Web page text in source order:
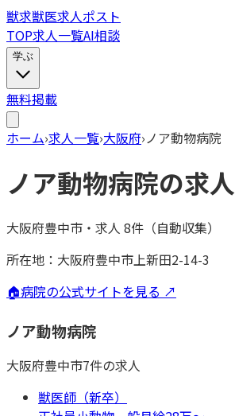
獣求獣医求人ポスト
TOP求人一覧AI相談
学ぶ
無料掲載
ホーム›求人一覧›大阪府›ノア動物病院
ノア動物病院の求人
大阪府豊中市 ・ 求人 8件（自動収集）
所在地： 大阪府豊中市上新田2-14-3
🏠病院の公式サイトを見る ↗
ノア動物病院
大阪府豊中市7件の求人
獣医師（新卒）